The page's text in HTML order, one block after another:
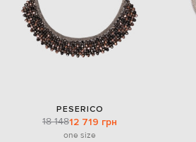
PESERICO
18 14812 719 грн
one size